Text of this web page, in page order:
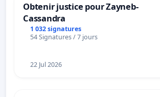
Obtenir justice pour Zayneb-
Cassandra
1 032 signatures
54 Signatures / 7 jours
22 Jul 2026